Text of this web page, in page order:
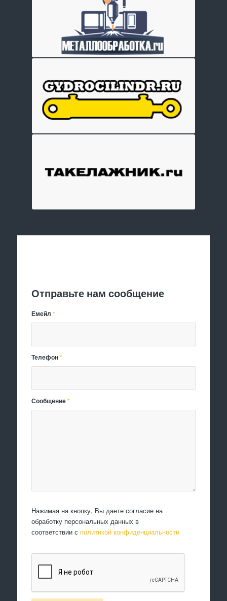
Отправьте нам сообщение
Емейл*
Телефон*
Сообщение*
Нажимая на кнопку, Вы даете согласие на
обработку персональных данных в
соответствии с политикой конфиденциальности